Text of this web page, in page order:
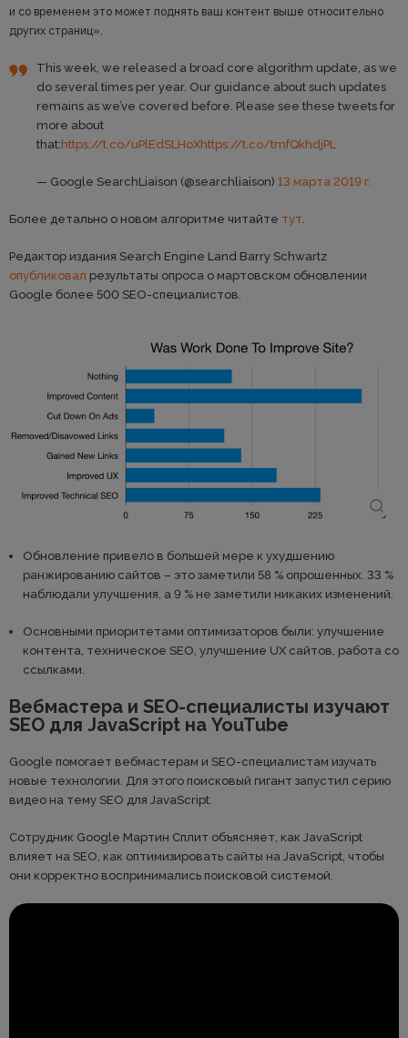
и со временем это может поднять ваш контент выше относительно
других страниц».
This week, we released a broad core algorithm update, as we
do several times per year. Our guidance about such updates
remains as we’ve covered before. Please see these tweets for
more about
that: https://t.co/uPlEdSLHoXhttps://t.co/tmfQkhdjPL
— Google SearchLiaison (@searchliaison) 13 марта 2019 г.
Более детально о новом алгоритме читайте тут.
Редактор издания Search Engine Land Barry Schwartz
опубликовал результаты опроса о мартовском обновлении
Google более 500 SEO-специалистов.
Обновление привело в большей мере к ухудшению
ранжированию сайтов – это заметили 58 % опрошенных. 33 %
наблюдали улучшения, а 9 % не заметили никаких изменений.
Основными приоритетами оптимизаторов были: улучшение
контента, техническое SEO, улучшение UX сайтов, работа со
ссылками.
Вебмастера и SEO-специалисты изучают
SEO для JavaScript на YouTube
Google помогает вебмастерам и SEO-специалистам изучать
новые технологии. Для этого поисковый гигант запустил серию
видео на тему SEO для JavaScript.
Сотрудник Google Мартин Сплит объясняет, как JavaScript
влияет на SEO, как оптимизировать сайты на JavaScript, чтобы
они корректно воспринимались поисковой системой.